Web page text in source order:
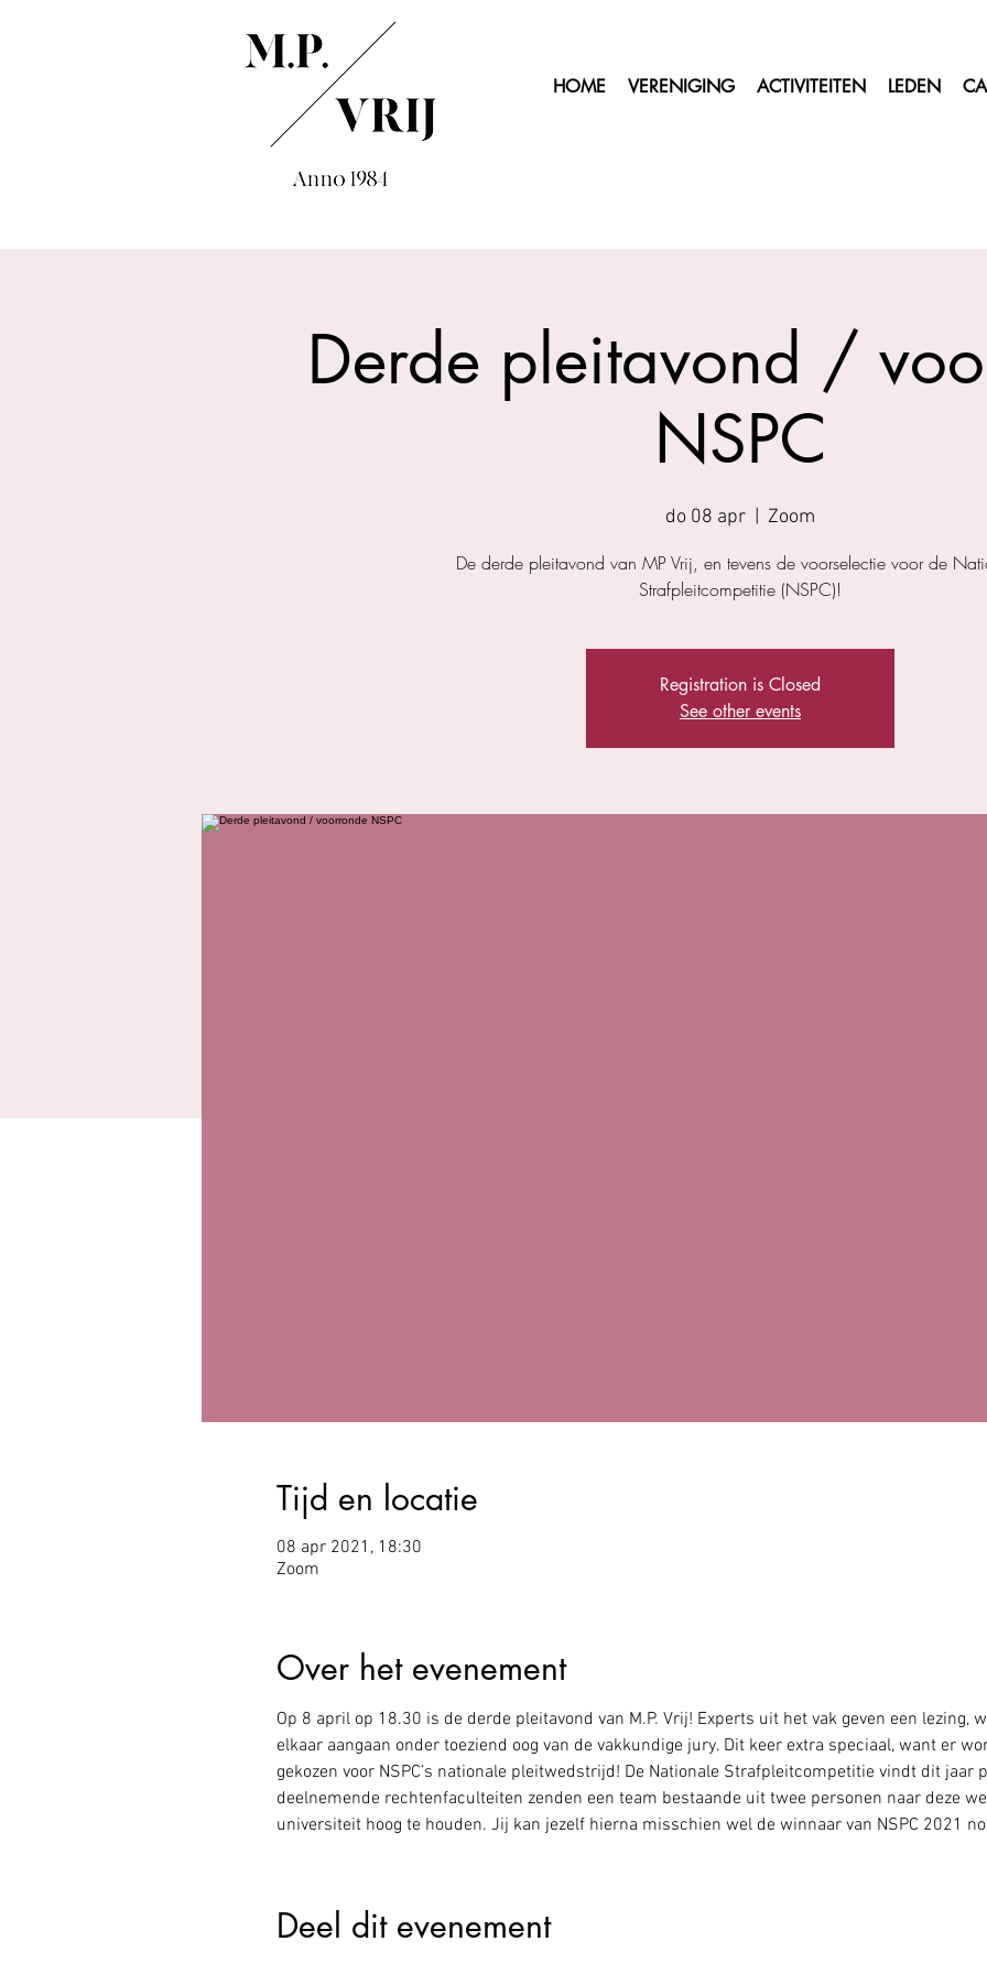
HOME VERENIGING ACTIVITEITEN LEDEN
Derde pleitavond /
NSPC
do 08 apr Zoom
De derde pleitavond van MP Vrij, en tevens de voorselectie voor de
Strafpleitcompetitie (NSPC)!
Registration is Closed
See other events
Tijd en locatie
08 apr 2021, 18:30
Zoom
Over het evenement
Op 8 april op 18.30 is de derde pleitavond van M.P. Vrij! Experts uit het vak geven een lezing,
elkaar aangaan onder toeziend oog van de vakkundige jury. Dit keer extra speciaal, want er
gekozen voor NSPC’s nationale pleitwedstrijd! De Nationale Strafpleitcompetitie vindt dit jaar
deelnemende rechtenfaculteiten zenden een team bestaande uit twee personen naar deze
universiteit hoog te houden. Jij kan jezelf hierna misschien wel de winnaar van NSPC 2021
Deel dit evenement